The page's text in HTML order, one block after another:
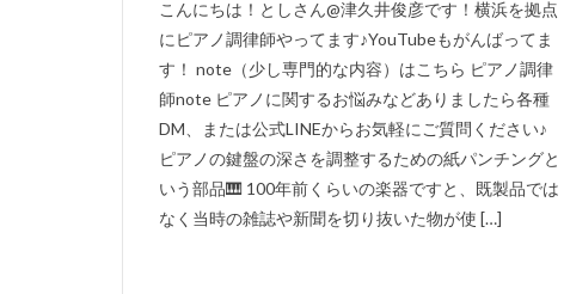
こんにちは！としさん@津久井俊彦です！横浜を拠点
にピアノ調律師やってます♪YouTubeもがんばってま
す！ note（少し専門的な内容）はこちら ピアノ調律
師note ピアノに関するお悩みなどありましたら各種
DM、または公式LINEからお気軽にご質問ください♪
ピアノの鍵盤の深さを調整するための紙パンチングと
いう部品🎹 100年前くらいの楽器ですと、既製品では
なく当時の雑誌や新聞を切り抜いた物が使 […]